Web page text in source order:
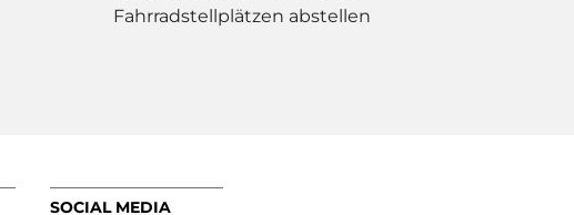
Fahrradstellplätzen abstellen